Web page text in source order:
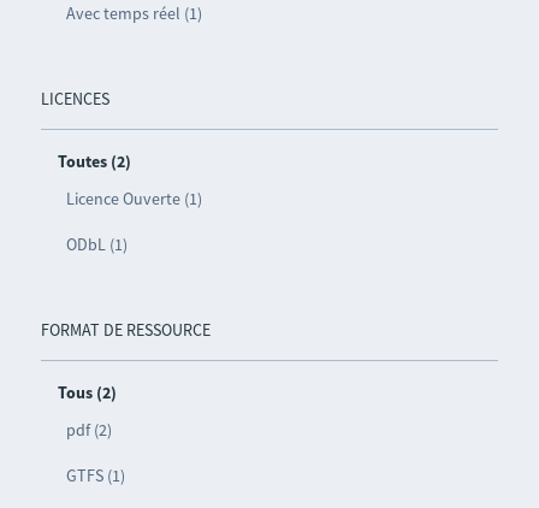
Avec temps réel (1)
LICENCES
Toutes (2)
Licence Ouverte (1)
ODbL (1)
FORMAT DE RESSOURCE
Tous (2)
pdf (2)
GTFS (1)